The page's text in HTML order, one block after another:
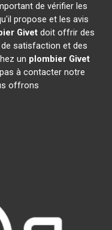
de vérifier les
propose et les avis
Givet doit offrir des
satisfaction et des
un plombier Givet
à contacter notre
offrons